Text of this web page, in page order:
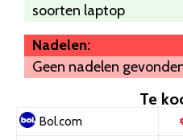
soorten laptop
Nadelen:
Geen nadelen
Te
Bol.com